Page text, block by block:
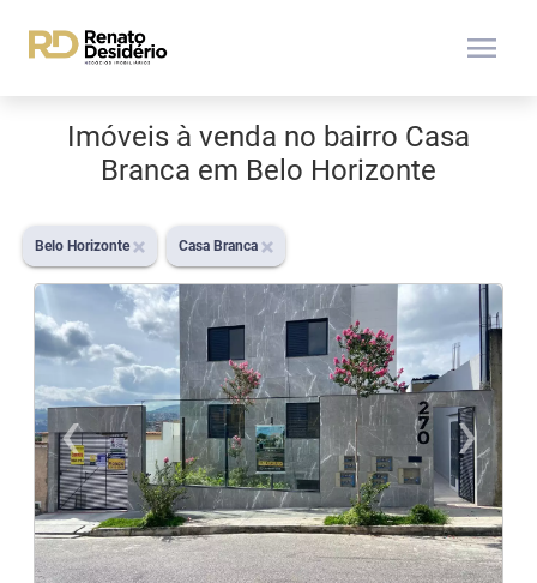
menu
Imóveis à venda no bairro Casa
Branca em Belo Horizonte
Belo Horizonte Casa Branca
‹
Previous
›